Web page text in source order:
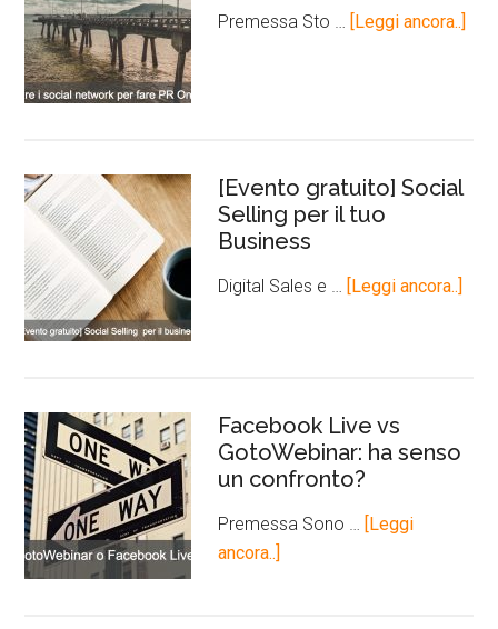
Premessa Sto … [Leggi ancora..]
[Evento gratuito] Social
Selling per il tuo
Business
Digital Sales e … [Leggi ancora..]
Facebook Live vs
GotoWebinar: ha senso
un confronto?
Premessa Sono … [Leggi
ancora..]